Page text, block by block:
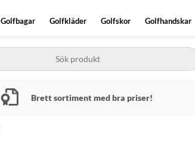
Golfbagar Golfkläder Golfskor Golfhandskar
Brett sortiment med bra priser!